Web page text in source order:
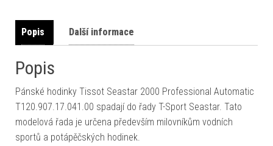
Popis Další informace
Popis
Pánské hodinky Tissot Seastar 2000 Professional Automatic
T120.907.17.041.00 spadají do řady T-Sport Seastar. Tato
modelová řada je určena především milovníkům vodních
sportů a potápěčských hodinek.